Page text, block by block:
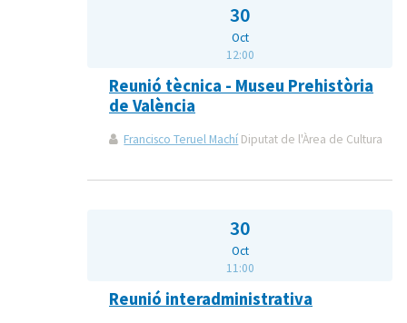
30
Oct
12:00
Reunió tècnica - Museu Prehistòria
de València
Francisco Teruel Machí Diputat de l'Àrea de Cultura
30
Oct
11:00
Reunió interadministrativa